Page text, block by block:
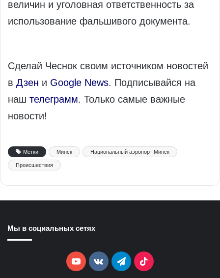
величин и уголовная ответственность за
использование фальшивого документа.
Сделай Чеснок своим источником новостей
в Дзен и Google News. Подписывайся на
наш телеграмм. Только самые важные
новости!
Метки Минск Национальный аэропорт Минск
Происшествия
Мы в социальных сетях
YouTubevk.comTelegramTikTok